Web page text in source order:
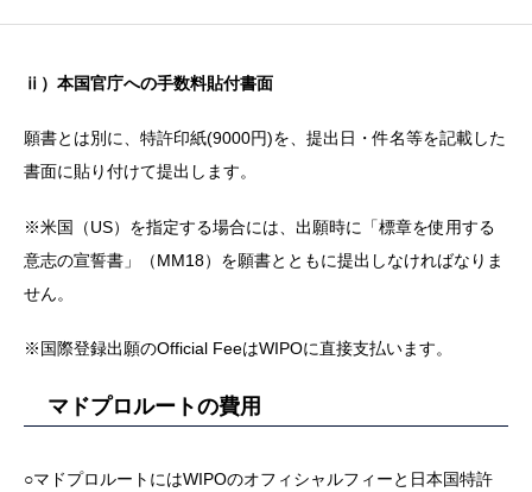
ⅱ）本国官庁への手数料貼付書面
願書とは別に、特許印紙(9000円)を、提出日・件名等を記載した
書面に貼り付けて提出します。
※米国（US）を指定する場合には、出願時に「標章を使用する
意志の宣誓書」（MM18）を願書とともに提出しなければなりま
せん。
※国際登録出願のOfficial FeeはWIPOに直接支払います。
マドプロルートの費用
○マドプロルートにはWIPOのオフィシャルフィーと日本国特許